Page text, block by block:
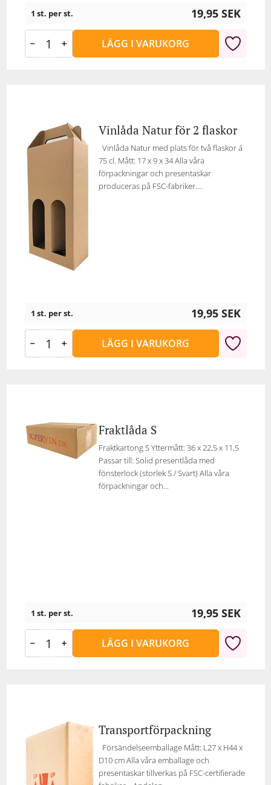
1 st. per st. 19,95 SEK
LÄGG I VARUKORG
Vinlåda Natur för 2 flaskor
Vinlåda Natur med plats för två flaskor á
75 cl. Mått: 17 x 9 x 34 Alla våra
förpackningar och presentaskar
produceras på FSC-fabriker....
1 st. per st. 19,95 SEK
LÄGG I VARUKORG
Fraktlåda S
Fraktkartong S Yttermått: 36 x 22,5 x 11,5
Passar till: Solid presentlåda med
fönsterlock (storlek S / Svart) Alla våra
förpackningar och...
1 st. per st. 19,95 SEK
LÄGG I VARUKORG
Transportförpackning
Försändelseemballage Mått: L27 x H44 x
D10 cm Alla våra emballage och
presentaskar tillverkas på FSC-certifierade